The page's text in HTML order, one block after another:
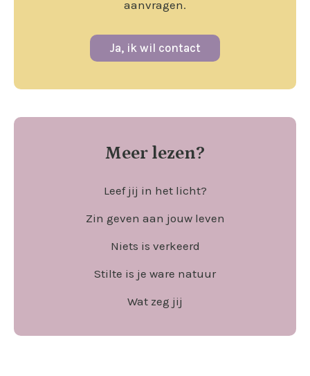
aanvragen.
Ja, ik wil contact
Meer lezen?
Leef jij in het licht?
Zin geven aan jouw leven
Niets is verkeerd
Stilte is je ware natuur
Wat zeg jij